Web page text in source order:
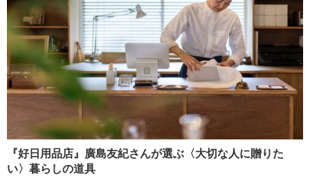
『好日用品店』廣島友紀さんが選ぶ〈大切な人に贈りた
い〉暮らしの道具